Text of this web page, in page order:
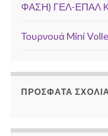
ΦΑΣΗ) ΓΕΛ-ΕΠΑΛ
Τουρνουά Mini
ΠΡΌΣΦΑΤΑ